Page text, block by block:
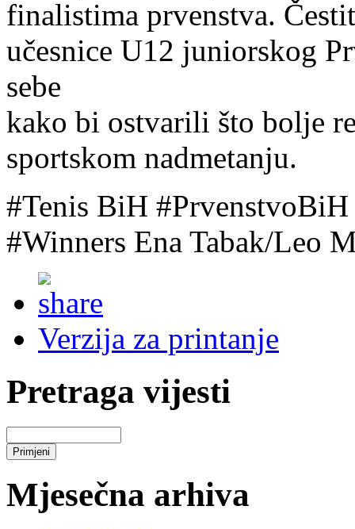
finalistima prvenstva.
učesnice U12 juniorskog
sebe
kako bi ostvarili što bolje
sportskom nadmetanju.
#Tenis BiH
#Winners Ena Tabak/Leo
Verzija za printanje
Pretraga vijesti
Mjesečna arhiva